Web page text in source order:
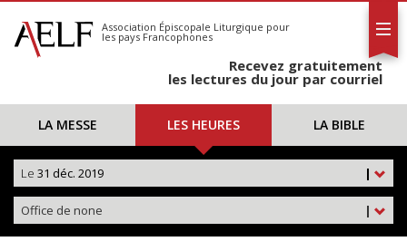
S'abonner
Calendrier
Association Épiscopale Liturgique pour
les pays Francophones
Recevez gratuitement
les lectures du jour par courriel
LA MESSE LES HEURES LA BIBLE
|
Le 31 déc. 2019
|
Office de none